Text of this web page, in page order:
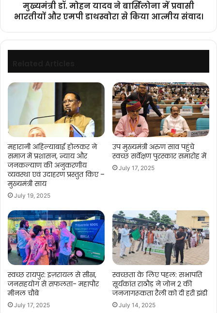
डाथस्वोरा
किया
आत्मीय
मुख्यमंत्री डॉ. मोहन यादव ने बार्सिलोना में प्रवासी
भारतीयों और एमपी डाथस्वोरा से किया आत्मीय संवाद।
महारानी अहिल्याबाई होलकर ने
समाज में प्रशासन, न्याय और
जनकल्याण की अनुकरणीय
व्यवस्था एवं उदाहरण प्रस्तुत किए –
मुख्यमंत्री साय
July 19, 2025
उप मुख्यमंत्री अरुण साव पहुंचे
स्वच्छ सर्वेक्षण पुरस्कार समारोह में
July 17, 2025
स्वच्छ रायपुर: इज़रायल से सीख,
जनसहयोग से सफलता- महापौर
मीनल चौबे
July 17, 2025
स्वच्छता के लिए पहल: सभापति
सूर्यकांत राठौड़ ने जोन 2 की
जनजागरूकता रैली को दी हरी झंडी
July 14, 2025